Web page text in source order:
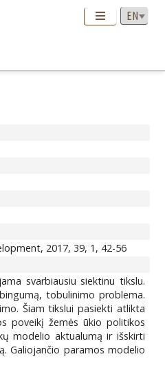
2017, 39, 1, 42-56
svarbiausiu siektinu tikslu.
tobulinimo problema.
Šiam tikslui pasiekti atlikta
poveikį žemės ūkio politikos
modelio aktualumą ir išskirti
Galiojančio paramos modelio